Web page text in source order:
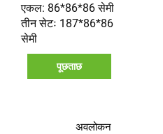
एकल: 86*86*86 सेमी
तीन सेटः 187*86*86
सेमी
पूछताछ
अवलोकन